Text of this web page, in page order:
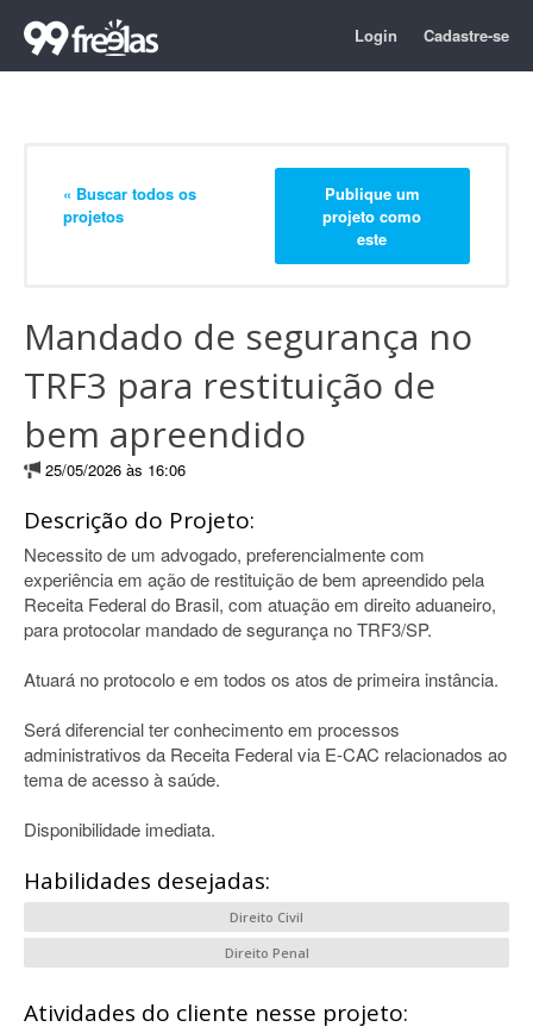
Login Cadastre-se
« Buscar todos os
projetos
Publique um
projeto como
este
Mandado de segurança no
TRF3 para restituição de
bem apreendido
25/05/2026 às 16:06
Descrição do Projeto:
Necessito de um advogado, preferencialmente com
experiência em ação de restituição de bem apreendido pela
Receita Federal do Brasil, com atuação em direito aduaneiro,
para protocolar mandado de segurança no TRF3/SP.
Atuará no protocolo e em todos os atos de primeira instância.
Será diferencial ter conhecimento em processos
administrativos da Receita Federal via E-CAC relacionados ao
tema de acesso à saúde.
Disponibilidade imediata.
Habilidades desejadas:
Direito Civil
Direito Penal
Atividades do cliente nesse projeto: